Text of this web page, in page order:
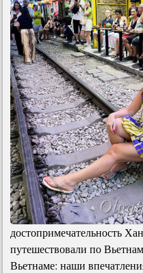
достопримечательность
путешествовали по
Вьетнаме: наши